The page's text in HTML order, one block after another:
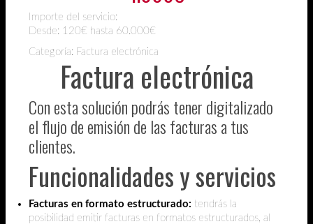
Importe del servicio:
Desde: 120€ hasta 60.000€
Categoría: Factura electrónica
Factura electrónica
Con esta solución podrás tener digitalizado
el flujo de emisión de las facturas a tus
clientes.
Funcionalidades y servicios
Facturas en formato estructurado: tendrás la
posibilidad emitir facturas en formatos estructurados, al